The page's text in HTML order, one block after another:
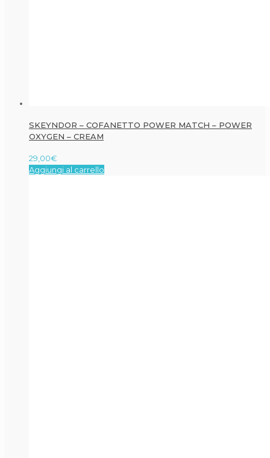
SKEYNDOR – COFANETTO POWER MATCH – POWER
OXYGEN – CREAM
29,00€
Aggiungi al carrello